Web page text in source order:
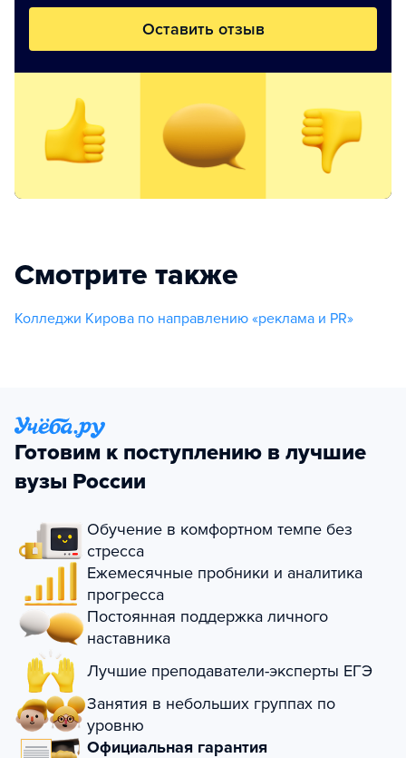
Оставить отзыв
Смотрите также
Колледжи Кирова по направлению «реклама и PR»
Готовим к поступлению в лучшие
вузы России
Обучение в комфортном темпе без
стресса
Ежемесячные пробники и аналитика
прогресса
Постоянная поддержка личного
наставника
Лучшие преподаватели-эксперты ЕГЭ
Занятия в небольших группах по
уровню
Официальная гарантия